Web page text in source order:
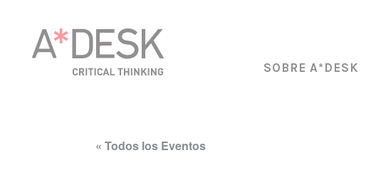
SOBRE A*DESK
« Todos los Eventos